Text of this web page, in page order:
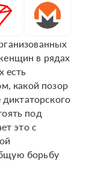
в рядах
есть
какой позор
под
это с
борьбу